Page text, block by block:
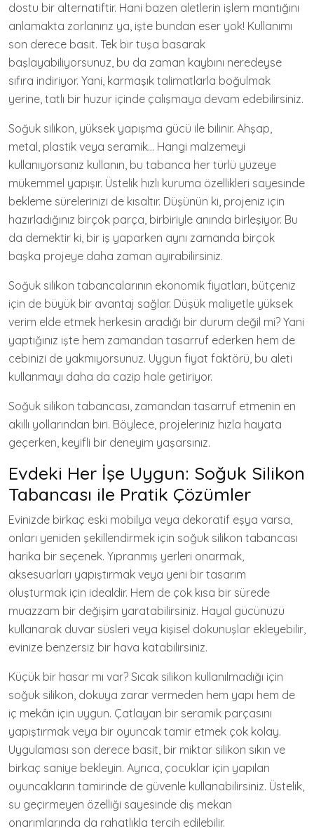
dostu bir alternatiftir. Hani bazen aletlerin işlem mantığını
anlamakta zorlanırız ya, işte bundan eser yok! Kullanımı
son derece basit. Tek bir tuşa basarak
başlayabiliyorsunuz, bu da zaman kaybını neredeyse
sıfıra indiriyor. Yani, karmaşık talimatlarla boğulmak
yerine, tatlı bir huzur içinde çalışmaya devam edebilirsiniz.
Soğuk silikon, yüksek yapışma gücü ile bilinir. Ahşap,
metal, plastik veya seramik… Hangi malzemeyi
kullanıyorsanız kullanın, bu tabanca her türlü yüzeye
mükemmel yapışır. Üstelik hızlı kuruma özellikleri sayesinde
bekleme sürelerinizi de kısaltır. Düşünün ki, projeniz için
hazırladığınız birçok parça, birbiriyle anında birleşiyor. Bu
da demektir ki, bir iş yaparken aynı zamanda birçok
başka projeye daha zaman ayırabilirsiniz.
Soğuk silikon tabancalarının ekonomik fiyatları, bütçeniz
için de büyük bir avantaj sağlar. Düşük maliyetle yüksek
verim elde etmek herkesin aradığı bir durum değil mi? Yani
yaptığınız işte hem zamandan tasarruf ederken hem de
cebinizi de yakmıyorsunuz. Uygun fiyat faktörü, bu aleti
kullanmayı daha da cazip hale getiriyor.
Soğuk silikon tabancası, zamandan tasarruf etmenin en
akıllı yollarından biri. Böylece, projeleriniz hızla hayata
geçerken, keyifli bir deneyim yaşarsınız.
Evdeki Her İşe Uygun: Soğuk Silikon
Tabancası ile Pratik Çözümler
Evinizde birkaç eski mobilya veya dekoratif eşya varsa,
onları yeniden şekillendirmek için soğuk silikon tabancası
harika bir seçenek. Yıpranmış yerleri onarmak,
aksesuarları yapıştırmak veya yeni bir tasarım
oluşturmak için idealdir. Hem de çok kısa bir sürede
muazzam bir değişim yaratabilirsiniz. Hayal gücünüzü
kullanarak duvar süsleri veya kişisel dokunuşlar ekleyebilir,
evinize benzersiz bir hava katabilirsiniz.
Küçük bir hasar mı var? Sıcak silikon kullanılmadığı için
soğuk silikon, dokuya zarar vermeden hem yapı hem de
iç mekân için uygun. Çatlayan bir seramik parçasını
yapıştırmak veya bir oyuncak tamir etmek çok kolay.
Uygulaması son derece basit, bir miktar silikon sıkın ve
birkaç saniye bekleyin. Ayrıca, çocuklar için yapılan
oyuncakların tamirinde de güvenle kullanabilirsiniz. Üstelik,
su geçirmeyen özelliği sayesinde dış mekan
onarımlarında da rahatlıkla tercih edilebilir.